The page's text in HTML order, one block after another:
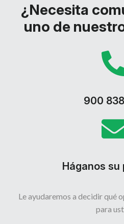
¿Necesita
uno de
900
Háganos su
Le ayudaremos a decidir qué
para